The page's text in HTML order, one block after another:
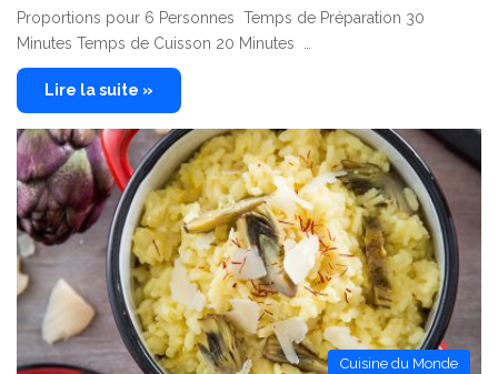
Proportions pour 6 Personnes Temps de Préparation 30
Minutes Temps de Cuisson 20 Minutes …
Lire la suite »
Cuisine du Monde